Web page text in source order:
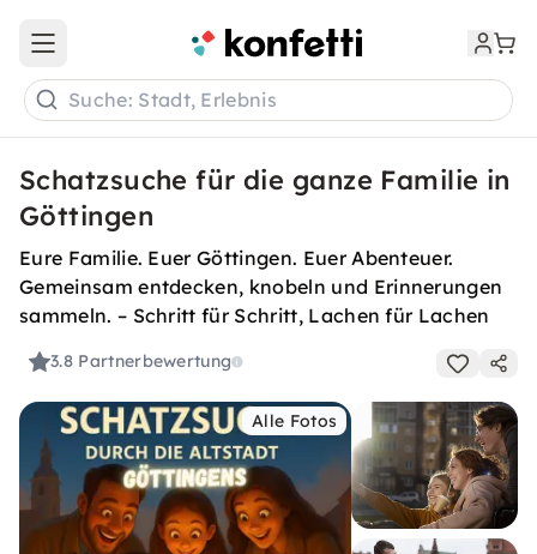
Open main menu
Suche: Stadt, Erlebnis
Schatzsuche für die ganze Familie in
Göttingen
Eure Familie. Euer Göttingen. Euer Abenteuer.
Gemeinsam entdecken, knobeln und Erinnerungen
sammeln. – Schritt für Schritt, Lachen für Lachen
3.8 Partnerbewertung
Alle Fotos